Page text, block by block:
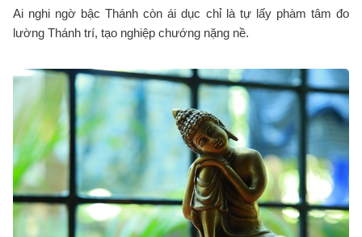
Ai nghi ngờ bậc Thánh còn ái dục chỉ là tự lấy phàm tâm đo
lường Thánh trí, tạo nghiệp chướng nặng nề.